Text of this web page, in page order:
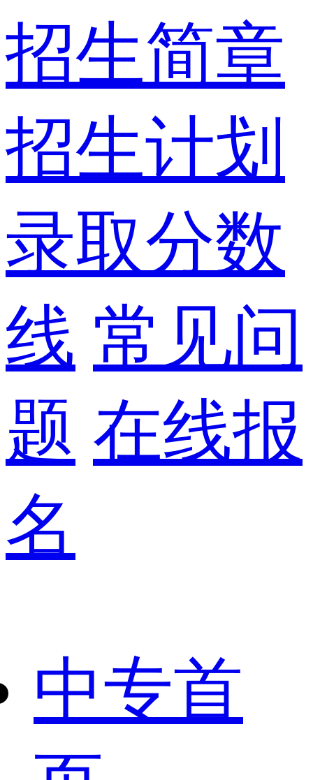
招生简章
招生计划
录取分数
线 常见问
题 在线报
名
中专首